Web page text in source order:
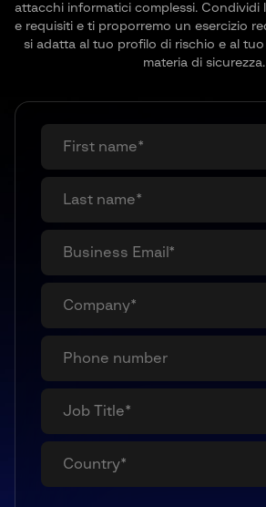
attacchi informatici complessi. Condividi
e requisiti e ti proporremo un esercizio
si adatta al tuo profilo di rischio e al
materia di sicurezza.